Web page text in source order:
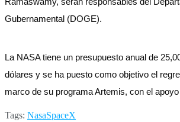
Gubernamental (DOGE).
La NASA tiene un presupuesto anual de
dólares y se ha puesto como objetivo el
marco de su programa Artemis, con el
Tags: NasaSpaceX